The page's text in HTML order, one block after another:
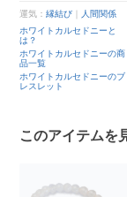
運気：縁結び
人間関係
ホワイトカルセドニーと
は？
ホワイトカルセドニーの商
品一覧
ホワイトカルセドニーのブ
レスレット
このアイテムを